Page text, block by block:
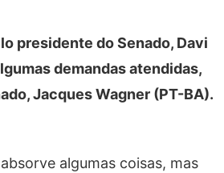
presidente do Senado, Davi
demandas atendidas,
Jacques Wagner (PT-BA).
algumas coisas, mas